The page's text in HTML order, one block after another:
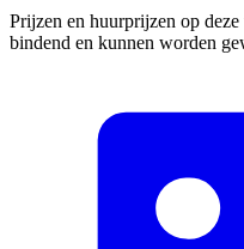
Prijzen en huurprijzen op
bindend en kunnen worden